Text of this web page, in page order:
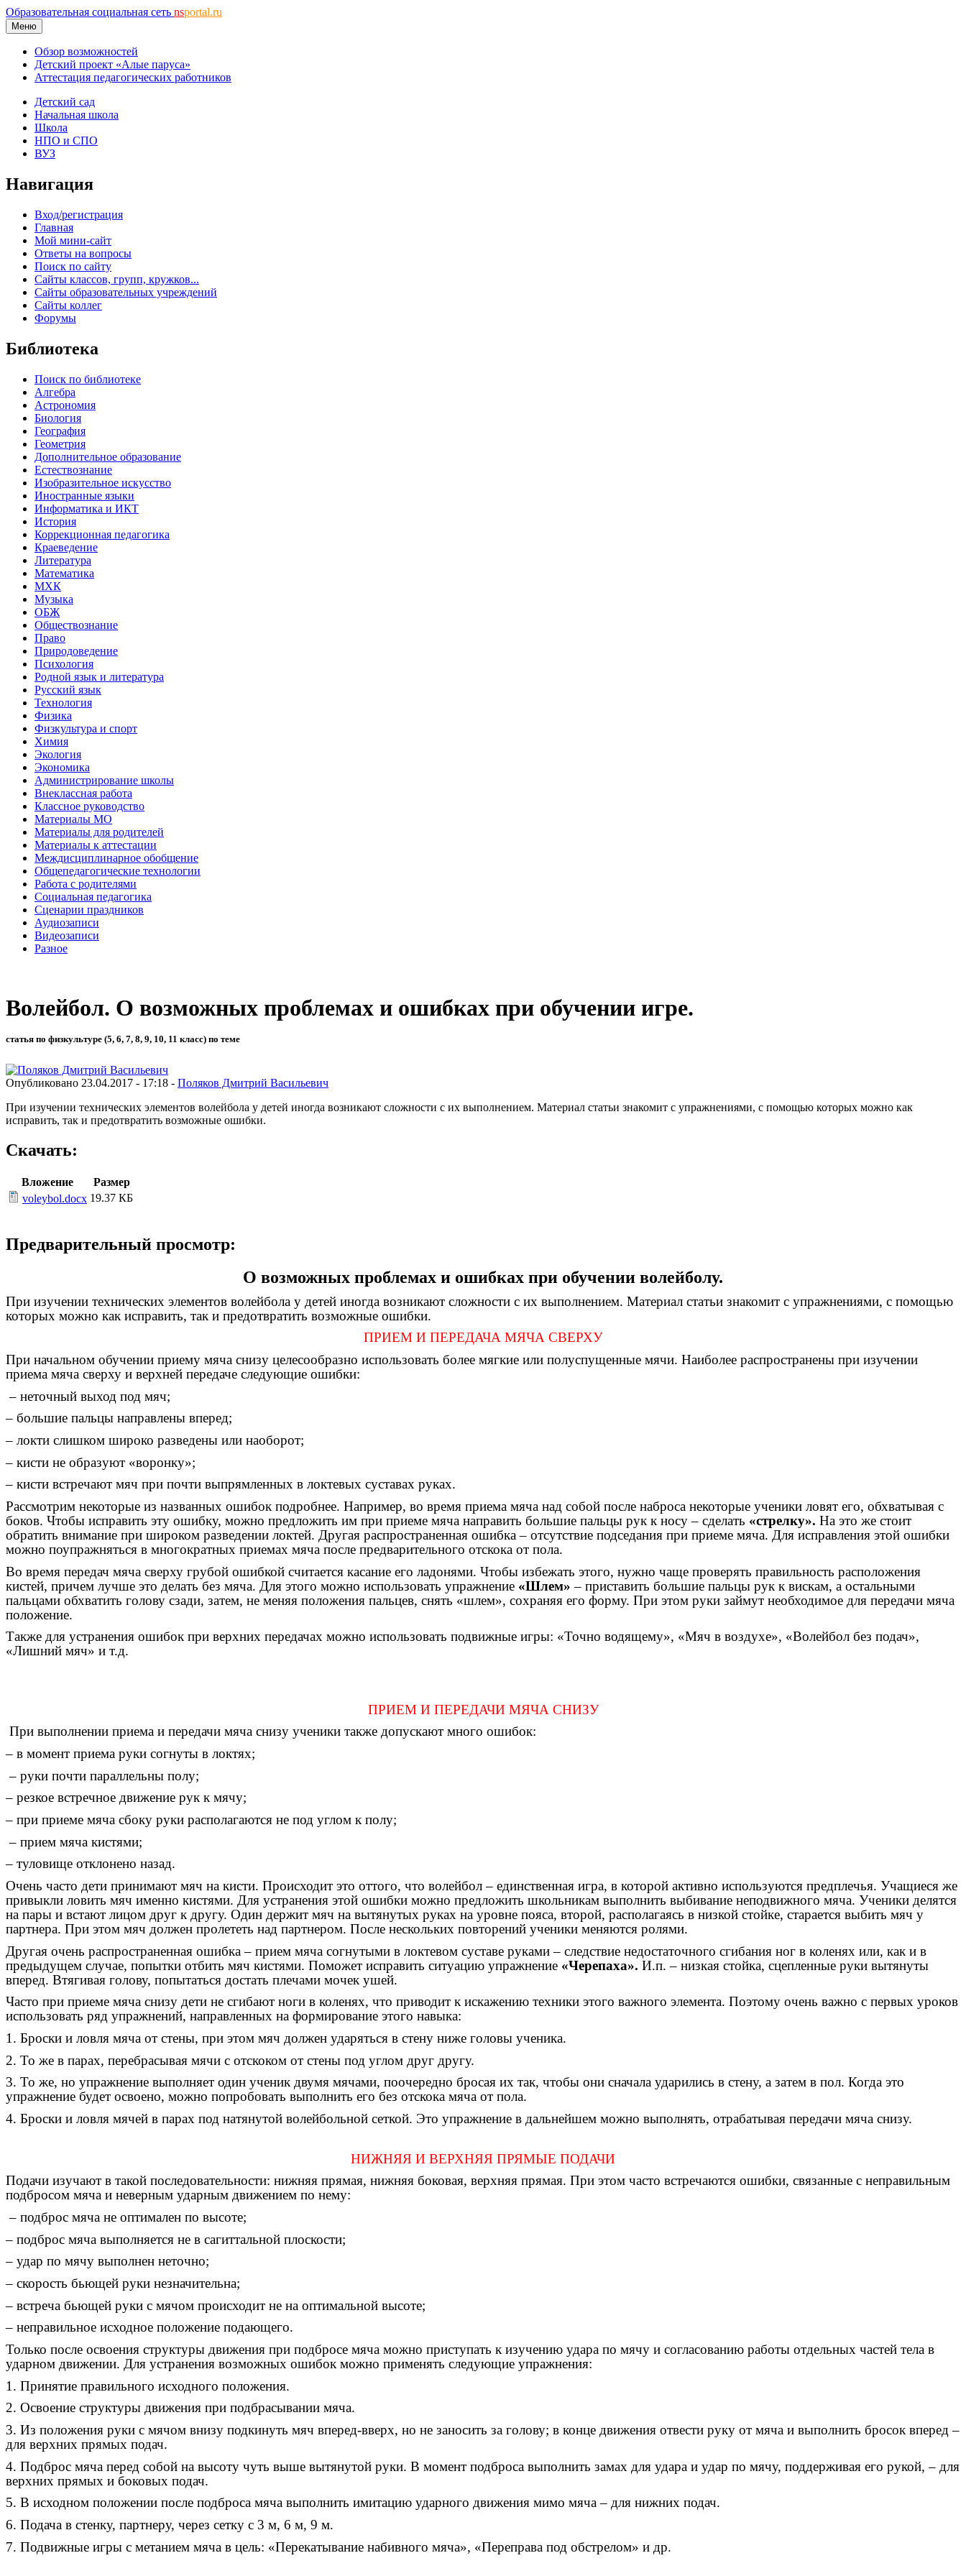
Образовательная социальная сеть nsportal.ru
Меню
Обзор возможностей
Детский проект «Алые паруса»
Аттестация педагогических работников
Детский сад
Начальная школа
Школа
НПО и СПО
ВУЗ
Навигация
Вход/регистрация
Главная
Мой мини-сайт
Ответы на вопросы
Поиск по сайту
Сайты классов, групп, кружков...
Сайты образовательных учреждений
Сайты коллег
Форумы
Библиотека
Поиск по библиотеке
Алгебра
Астрономия
Биология
География
Геометрия
Дополнительное образование
Естествознание
Изобразительное искусство
Иностранные языки
Информатика и ИКТ
История
Коррекционная педагогика
Краеведение
Литература
Математика
МХК
Музыка
ОБЖ
Обществознание
Право
Природоведение
Психология
Родной язык и литература
Русский язык
Технология
Физика
Физкультура и спорт
Химия
Экология
Экономика
Администрирование школы
Внеклассная работа
Классное руководство
Материалы МО
Материалы для родителей
Материалы к аттестации
Междисциплинарное обобщение
Общепедагогические технологии
Работа с родителями
Социальная педагогика
Сценарии праздников
Аудиозаписи
Видеозаписи
Разное
Волейбол. О возможных проблемах и ошибках при обучении игре.
статья по физкультуре (5, 6, 7, 8, 9, 10, 11 класс) по теме
Опубликовано 23.04.2017 - 17:18 - Поляков Дмитрий Васильевич
При изучении технических элементов волейбола у детей иногда возникают сложности с их выполнением. Материал статьи знакомит с упражнениями, с помощью которых можно как
исправить, так и предотвратить возможные ошибки.
Скачать:
Вложение
Размер
voleybol.docx 19.37 КБ
Предварительный просмотр:
О возможных проблемах и ошибках при обучении волейболу.
При изучении технических элементов волейбола у детей иногда возникают сложности с их выполнением. Материал статьи знакомит с упражнениями, с помощью
которых можно как исправить, так и предотвратить возможные ошибки.
ПРИЕМ И ПЕРЕДАЧА МЯЧА СВЕРХУ
При начальном обучении приему мяча снизу целесообразно использовать более мягкие или полуспущенные мячи. Наиболее распространены при изучении
приема мяча сверху и верхней передаче следующие ошибки:
– неточный выход под мяч;
– большие пальцы направлены вперед;
– локти слишком широко разведены или наоборот;
– кисти не образуют «воронку»;
– кисти встречают мяч при почти выпрямленных в локтевых суставах руках.
Рассмотрим некоторые из названных ошибок подробнее. Например, во время приема мяча над собой после наброса некоторые ученики ловят его, обхватывая с
боков. Чтобы исправить эту ошибку, можно предложить им при приеме мяча направить большие пальцы рук к носу – сделать «стрелку». На это же стоит
обратить внимание при широком разведении локтей. Другая распространенная ошибка – отсутствие подседания при приеме мяча. Для исправления этой ошибки
можно поупражняться в многократных приемах мяча после предварительного отскока от пола.
Во время передач мяча сверху грубой ошибкой считается касание его ладонями. Чтобы избежать этого, нужно чаще проверять правильность расположения
кистей, причем лучше это делать без мяча. Для этого можно использовать упражнение «Шлем» – приставить большие пальцы рук к вискам, а остальными
пальцами обхватить голову сзади, затем, не меняя положения пальцев, снять «шлем», сохраняя его форму. При этом руки займут необходимое для передачи мяча
положение.
Также для устранения ошибок при верхних передачах можно использовать подвижные игры: «Точно водящему», «Мяч в воздухе», «Волейбол без подач»,
«Лишний мяч» и т.д.
ПРИЕМ И ПЕРЕДАЧИ МЯЧА СНИЗУ
При выполнении приема и передачи мяча снизу ученики также допускают много ошибок:
– в момент приема руки согнуты в локтях;
– руки почти параллельны полу;
– резкое встречное движение рук к мячу;
– при приеме мяча сбоку руки располагаются не под углом к полу;
– прием мяча кистями;
– туловище отклонено назад.
Очень часто дети принимают мяч на кисти. Происходит это оттого, что волейбол – единственная игра, в которой активно используются предплечья. Учащиеся же
привыкли ловить мяч именно кистями. Для устранения этой ошибки можно предложить школьникам выполнить выбивание неподвижного мяча. Ученики делятся
на пары и встают лицом друг к другу. Один держит мяч на вытянутых руках на уровне пояса, второй, располагаясь в низкой стойке, старается выбить мяч у
партнера. При этом мяч должен пролететь над партнером. После нескольких повторений ученики меняются ролями.
Другая очень распространенная ошибка – прием мяча согнутыми в локтевом суставе руками – следствие недостаточного сгибания ног в коленях или, как и в
предыдущем случае, попытки отбить мяч кистями. Поможет исправить ситуацию упражнение «Черепаха». И.п. – низкая стойка, сцепленные руки вытянуты
вперед. Втягивая голову, попытаться достать плечами мочек ушей.
Часто при приеме мяча снизу дети не сгибают ноги в коленях, что приводит к искажению техники этого важного элемента. Поэтому очень важно с первых уроков
использовать ряд упражнений, направленных на формирование этого навыка:
1. Броски и ловля мяча от стены, при этом мяч должен ударяться в стену ниже головы ученика.
2. То же в парах, перебрасывая мячи с отскоком от стены под углом друг другу.
3. То же, но упражнение выполняет один ученик двумя мячами, поочередно бросая их так, чтобы они сначала ударились в стену, а затем в пол. Когда это
упражнение будет освоено, можно попробовать выполнить его без отскока мяча от пола.
4. Броски и ловля мячей в парах под натянутой волейбольной сеткой. Это упражнение в дальнейшем можно выполнять, отрабатывая передачи мяча снизу.
НИЖНЯЯ И ВЕРХНЯЯ ПРЯМЫЕ ПОДАЧИ
Подачи изучают в такой последовательности: нижняя прямая, нижняя боковая, верхняя прямая. При этом часто встречаются ошибки, связанные с неправильным
подбросом мяча и неверным ударным движением по нему:
– подброс мяча не оптимален по высоте;
– подброс мяча выполняется не в сагиттальной плоскости;
– удар по мячу выполнен неточно;
– скорость бьющей руки незначительна;
– встреча бьющей руки с мячом происходит не на оптимальной высоте;
– неправильное исходное положение подающего.
Только после освоения структуры движения при подбросе мяча можно приступать к изучению удара по мячу и согласованию работы отдельных частей тела в
ударном движении. Для устранения возможных ошибок можно применять следующие упражнения:
1. Принятие правильного исходного положения.
2. Освоение структуры движения при подбрасывании мяча.
3. Из положения руки с мячом внизу подкинуть мяч вперед-вверх, но не заносить за голову; в конце движения отвести руку от мяча и выполнить бросок вперед –
для верхних прямых подач.
4. Подброс мяча перед собой на высоту чуть выше вытянутой руки. В момент подброса выполнить замах для удара и удар по мячу, поддерживая его рукой, – для
верхних прямых и боковых подач.
5. В исходном положении после подброса мяча выполнить имитацию ударного движения мимо мяча – для нижних подач.
6. Подача в стенку, партнеру, через сетку с 3 м, 6 м, 9 м.
7. Подвижные игры с метанием мяча в цель: «Перекатывание набивного мяча», «Переправа под обстрелом» и др.